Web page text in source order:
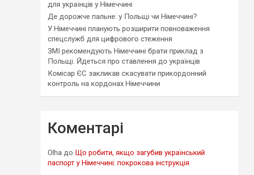
для українців у Німеччині
Де дорожче пальне: у Польщі чи Німеччині?
У Німеччині планують розширити повноваження
спецслужб для цифрового стеження
ЗМІ рекомендують Німеччині брати приклад з
Польщі. Йдеться про ставлення до українців
Комісар ЄС закликав скасувати прикордонний
контроль на кордонах Німеччини
Коментарі
Olha до Що робити, якщо загубив український
паспорт у Німеччині: покрокова інструкція